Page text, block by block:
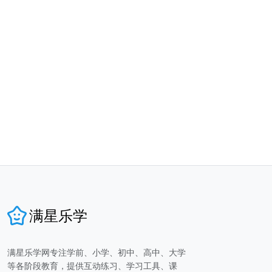
满星乐学
满星乐学网专注学前、小学、初中、高中、大学
等各阶段教育，提供互动练习、学习工具、课